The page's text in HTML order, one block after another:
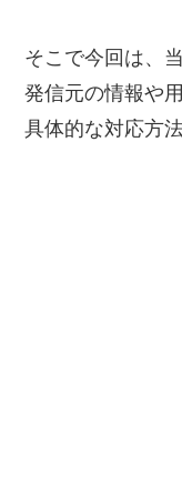
そこで今回は、
発信元の情報や
具体的な対応方